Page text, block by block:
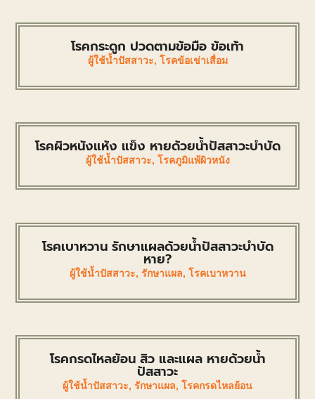
โรคกระดูก ปวดตามข้อมือ ข้อเท้า
ผู้ใช้น้ำปัสสาวะ, โรคข้อเข่าเสื่อม
โรคผิวหนังแห้ง แข็ง หายด้วยน้ำปัสสาวะบำบัด
ผู้ใช้น้ำปัสสาวะ, โรคภูมิแพ้ผิวหนัง
โรคเบาหวาน รักษาแผลด้วยน้ำปัสสาวะบำบัด
หาย?
ผู้ใช้น้ำปัสสาวะ, รักษาแผล, โรคเบาหวาน
โรคกรดไหลย้อน สิว และแผล หายด้วยน้ำ
ปัสสาวะ
ผู้ใช้น้ำปัสสาวะ, รักษาแผล, โรคกรดไหลย้อน